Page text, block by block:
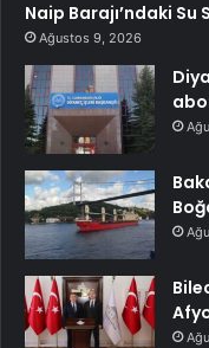
Naip Barajı’ndaki
Ağustos 9, 2026